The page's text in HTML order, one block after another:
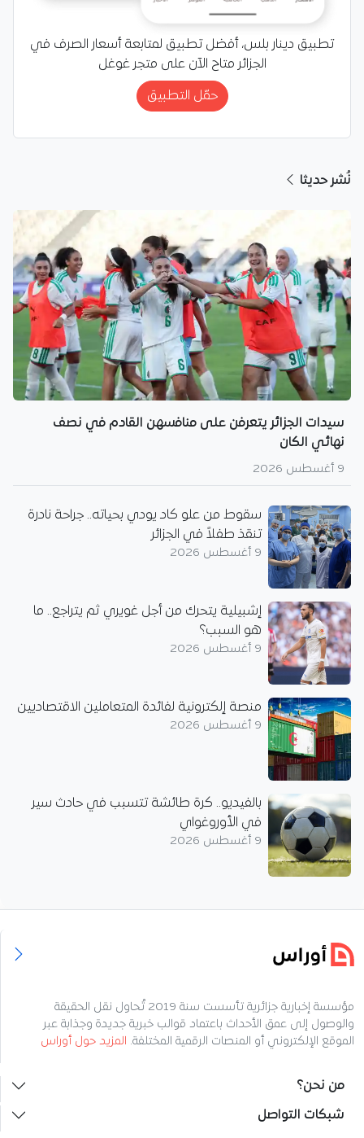
تطبيق دينار بلس، أفضل تطبيق لمتابعة أسعار الصرف في
الجزائر متاح الآن على متجر غوغل
حمّل التطبيق
نُشر حديثا
سيدات الجزائر يتعرفن على منافسهن القادم في نصف
نهائي الكان
9 أغسطس 2026
سقوط من علو كاد يودي بحياته.. جراحة نادرة
تنقذ طفلاً في الجزائر
9 أغسطس 2026
إشبيلية يتحرك من أجل غويري ثم يتراجع.. ما
هو السبب؟
9 أغسطس 2026
منصة إلكترونية لفائدة المتعاملين الاقتصاديين
9 أغسطس 2026
بالفيديو.. كرة طائشة تتسبب في حادث سير
في الأوروغواي
9 أغسطس 2026
مؤسسة إخبارية جزائرية تأسست سنة 2019 تُحاول نقل الحقيقة
والوصول إلى عمق الأحداث باعتماد قوالب خبرية جديدة وجذابة عبر
الموقع الإلكتروني أو المنصات الرقمية المختلفة. المزيد حول أوراس
من نحن؟
شبكات التواصل